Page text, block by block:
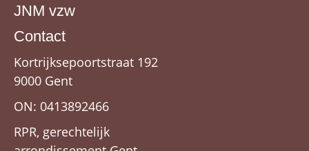
JNM vzw
Contact
Kortrijksepoortstraat 192
9000 Gent
ON: 0413892466
RPR, gerechtelijk